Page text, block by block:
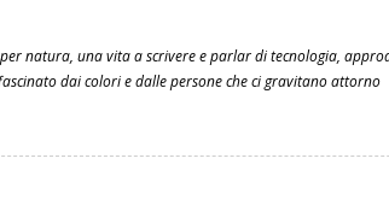
natura, una vita a scrivere e parlar di tecnologia,
dai colori e dalle persone che ci gravitano attorno